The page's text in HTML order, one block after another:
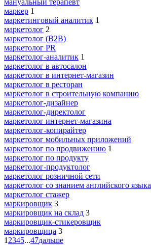
маркер 1
маркетинговый аналитик 1
маркетолог 2
маркетолог (B2B)
маркетолог PR
маркетолог-аналитик 1
маркетолог в автосалон
маркетолог в интернет-магазин
маркетолог в ресторан
маркетолог в строительную компанию
маркетолог-дизайнер
маркетолог-директолог
маркетолог интернет-магазина
маркетолог-копирайтер
маркетолог мобильных приложений
маркетолог по продвижению 1
маркетолог по продукту
маркетолог-продуктолог
маркетолог розничной сети
маркетолог со знанием английского языка
маркетолог стажер
маркировщик 3
маркировщик на склад 3
маркировщик-стикеровщик
маркировщица 3
1 2345...47дальше